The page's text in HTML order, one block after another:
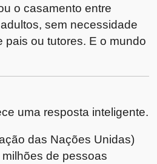
o casamento entre
sem necessidade
pais ou tutores. E o mundo
uma resposta inteligente.
das Nações Unidas)
de pessoas